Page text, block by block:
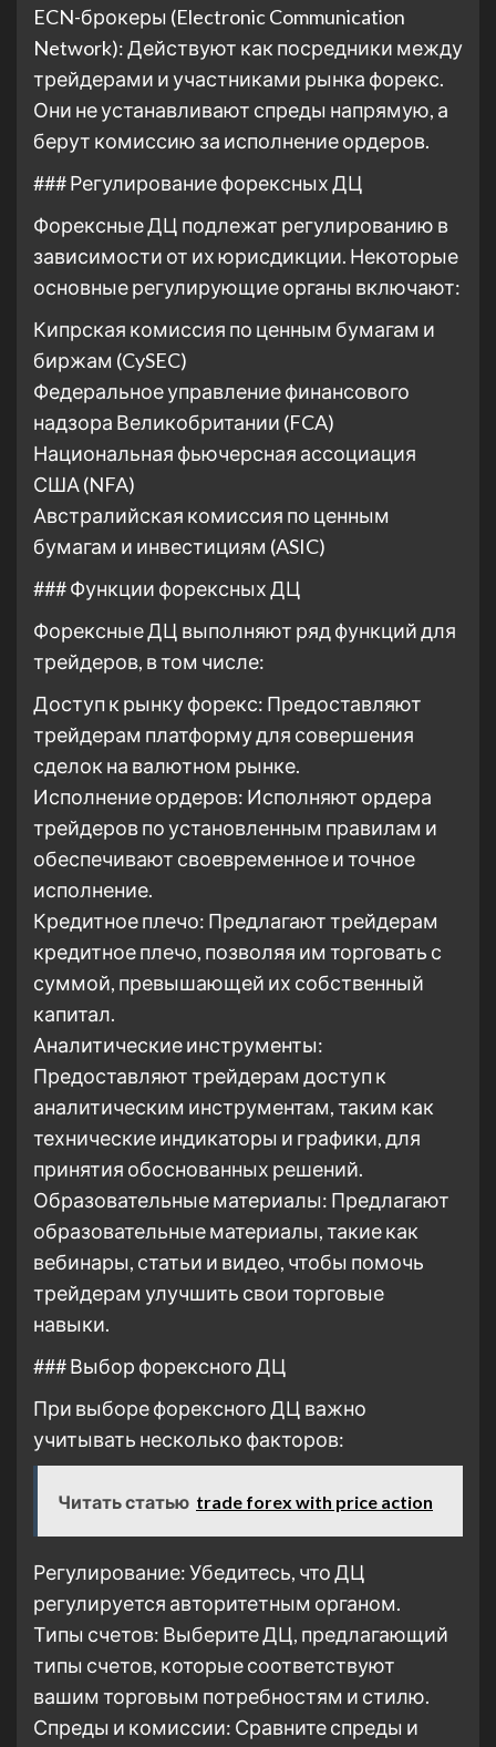
ECN-брокеры (Electronic Communication
Network): Действуют как посредники между
трейдерами и участниками рынка форекс.
Они не устанавливают спреды напрямую, а
берут комиссию за исполнение ордеров.
### Регулирование форексных ДЦ
Форексные ДЦ подлежат регулированию в
зависимости от их юрисдикции. Некоторые
основные регулирующие органы включают:
Кипрская комиссия по ценным бумагам и
биржам (CySEC)
Федеральное управление финансового
надзора Великобритании (FCA)
Национальная фьючерсная ассоциация
США (NFA)
Австралийская комиссия по ценным
бумагам и инвестициям (ASIC)
### Функции форексных ДЦ
Форексные ДЦ выполняют ряд функций для
трейдеров, в том числе:
Доступ к рынку форекс: Предоставляют
трейдерам платформу для совершения
сделок на валютном рынке.
Исполнение ордеров: Исполняют ордера
трейдеров по установленным правилам и
обеспечивают своевременное и точное
исполнение.
Кредитное плечо: Предлагают трейдерам
кредитное плечо, позволяя им торговать с
суммой, превышающей их собственный
капитал.
Аналитические инструменты:
Предоставляют трейдерам доступ к
аналитическим инструментам, таким как
технические индикаторы и графики, для
принятия обоснованных решений.
Образовательные материалы: Предлагают
образовательные материалы, такие как
вебинары, статьи и видео, чтобы помочь
трейдерам улучшить свои торговые
навыки.
### Выбор форексного ДЦ
При выборе форексного ДЦ важно
учитывать несколько факторов:
Читать статью trade forex with price action
Регулирование: Убедитесь, что ДЦ
регулируется авторитетным органом.
Типы счетов: Выберите ДЦ, предлагающий
типы счетов, которые соответствуют
вашим торговым потребностям и стилю.
Спреды и комиссии: Сравните спреды и